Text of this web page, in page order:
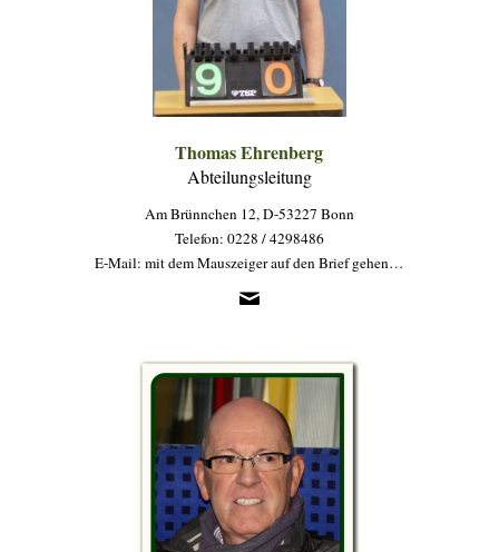
Thomas Ehrenberg
Abteilungsleitung
Am Brünnchen 12, D-53227 Bonn
Telefon: 0228 / 4298486
E-Mail: mit dem Mauszeiger auf den Brief gehen…